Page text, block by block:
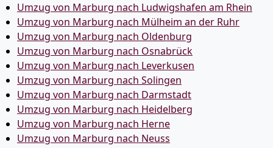
Umzug von Marburg nach Ludwigshafen am Rhein
Umzug von Marburg nach Mülheim an der Ruhr
Umzug von Marburg nach Oldenburg
Umzug von Marburg nach Osnabrück
Umzug von Marburg nach Leverkusen
Umzug von Marburg nach Solingen
Umzug von Marburg nach Darmstadt
Umzug von Marburg nach Heidelberg
Umzug von Marburg nach Herne
Umzug von Marburg nach Neuss